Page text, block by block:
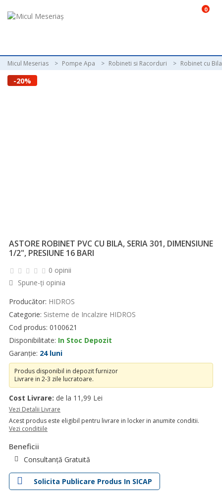
0
Micul Meserias Pompe Apa Robineti si Racorduri Robinet cu Bila
-20%
ASTORE ROBINET PVC CU BILA, SERIA 301, DIMENSIUNE
1/2", PRESIUNE 16 BARI
0 opinii
Spune-ţi opinia
Producător: HIDROS
Categorie: Sisteme de Incalzire HIDROS
Cod produs: 0100621
Disponibilitate: In Stoc Depozit
Garanție: 24 luni
Produs disponibil in depozit furnizor
Livrare in 2-3 zile lucratoare.
Cost Livrare: de la 11,99 Lei
Vezi Detalii Livrare
Acest produs este eligibil pentru livrare in locker in anumite conditii.
Vezi conditiile
Beneficii
Consultanță Gratuită
Solicita Publicare Produs In SICAP